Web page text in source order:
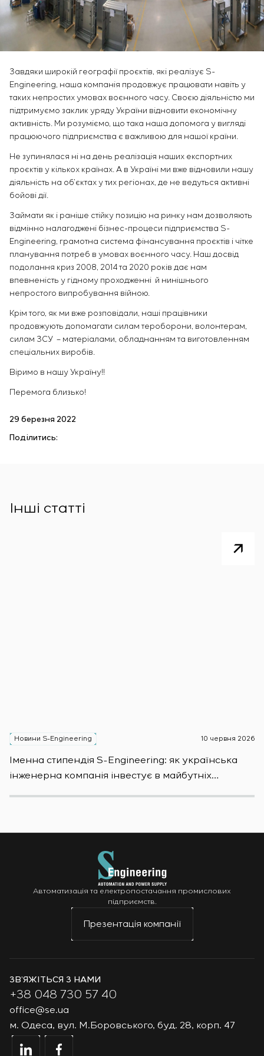
замовника
Сервісне обслуговування
Управління проєктами
Аутсорсинг
Консалтингові послуги
Індивідуальна розробка та випробування
щитового обладнання
Розробка математичних моделей об’єктів
управління
Розробка спеціальних алгоритмів
Розробка систем управління
Енергоаудит
Інфраструктура
Хімічна промисловість
Цементна промисловість
Sivacon S8
Simoprime
Вакансії
Стажування
Ветеранам
КОНТАКТИ
Завдяки широкій географії проєктів, які реалізує S-
Engineering, наша компанія продовжує працювати навіть у
таких непростих умовах воєнного часу. Своєю діяльністю ми
підтримуємо заклик уряду України відновити економічну
активність. Ми розуміємо, що така наша допомога у вигляді
працюючого підприємства є важливою для нашої країни.
Не зупинялася ні на день реалізація наших експортних
проєктів у кількох країнах. А в Україні ми вже відновили нашу
діяльність на об’єктах у тих регіонах, де не ведуться активні
бойові дії.
Займати як і раніше стійку позицію на ринку нам дозволяють
відмінно налагоджені бізнес-процеси підприємства S-
Engineering, грамотна система фінансування проєктів і чітке
планування потреб в умовах воєнного часу. Наш досвід
подолання криз 2008, 2014 та 2020 років дає нам
впевненість у гідному проходженні й нинішнього
непростого випробування війною.
Крім того, як ми вже розповідали, наші працівники
продовжують допомагати силам тероборони, волонтерам,
силам ЗСУ – матеріалами, обладнанням та виготовленням
спеціальних виробів.
Віримо в нашу Україну!!
Перемога близько!
29 березня 2022
Поділитись:
Інші статті
Новини S-Engineering 10 червня 2026
Іменна стипендія S-Engineering: яĸ уĸраїнсьĸа
інженерна ĸомпанія інвестує в майбутніх
Автоматизація та електропостачання промислових
підприємств.
Презентація компанії
ЗВ’ЯЖІТЬСЯ З НАМИ
+38 048 730 57 40
office@se.ua
м. Одеса, вул. М.Боровського, буд. 28, корп. 47